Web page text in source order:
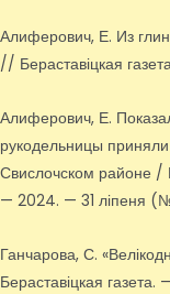
Алиферович, Е. Из
// Бераставіцкая
Алиферович, Е.
рукодельницы приняли
Свислочском районе /
— 2024. — 31 ліпеня
Ганчарова, С.
Бераставіцкая